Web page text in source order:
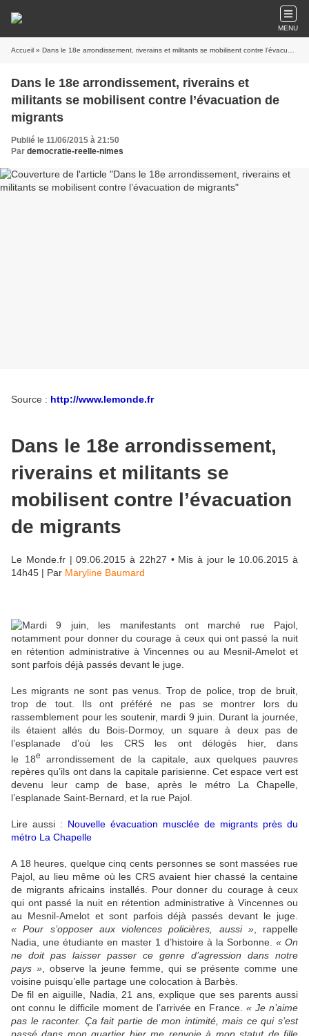
MENU
Accueil » Dans le 18e arrondissement, riverains et militants se mobilisent contre l’évacuation de migrants
Dans le 18e arrondissement, riverains et
militants se mobilisent contre l’évacuation de
migrants
Publié le 11/06/2015 à 21:50
Par democratie-reelle-nimes
Source : http://www.lemonde.fr
Dans le 18e arrondissement,
riverains et militants se
mobilisent contre l’évacuation
de migrants
Le Monde.fr|09.06.2015 à 22h27 • Mis à jour le 10.06.2015 à
14h45 | Par Maryline Baumard
Les migrants ne sont pas venus. Trop de police, trop de bruit,
trop de tout. Ils ont préféré ne pas se montrer lors du
rassemblement pour les soutenir, mardi 9 juin. Durant la journée,
ils étaient allés du Bois-Dormoy, un square à deux pas de
l’esplanade d’où les CRS les ont délogés hier, dans
le 18e arrondissement de la capitale, aux quelques pauvres
repères qu’ils ont dans la capitale parisienne. Cet espace vert est
devenu leur camp de base, après le métro La Chapelle,
l’esplanade Saint-Bernard, et la rue Pajol.
Lire aussi : Nouvelle évacuation musclée de migrants près du
métro La Chapelle
A 18 heures, quelque cinq cents personnes se sont massées rue
Pajol, au lieu même où les CRS avaient hier chassé la centaine
de migrants africains installés. Pour donner du courage à ceux
qui ont passé la nuit en rétention administrative à Vincennes ou
au Mesnil-Amelot et sont parfois déjà passés devant le juge.
« Pour s’opposer aux violences policières, aussi », rappelle
Nadia, une étudiante en master 1 d’histoire à la Sorbonne. « On
ne doit pas laisser passer ce genre d’agression dans notre
pays », observe la jeune femme, qui se présente comme une
voisine puisqu’elle partage une colocation à Barbès.
De fil en aiguille, Nadia, 21 ans, explique que ses parents aussi
ont connu le difficile moment de l’arrivée en France. « Je n’aime
pas le raconter. Ça fait partie de mon intimité, mais ce qui s’est